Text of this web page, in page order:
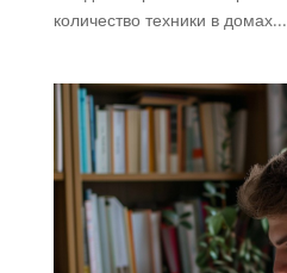
количество техники в домах...